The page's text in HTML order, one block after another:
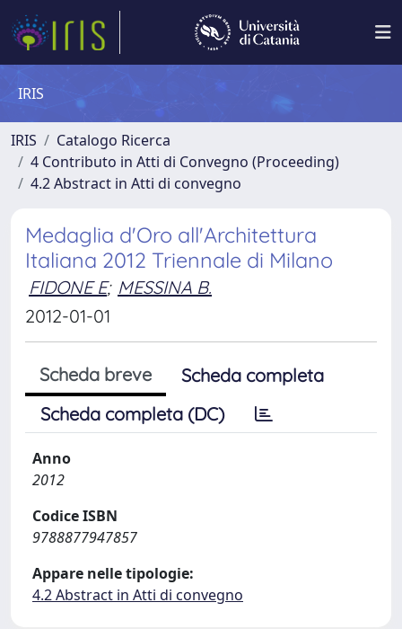
IRIS
IRIS
Catalogo Ricerca
4 Contributo in Atti di Convegno (Proceeding)
4.2 Abstract in Atti di convegno
Medaglia d'Oro all'Architettura
Italiana 2012 Triennale di Milano
FIDONE E; MESSINA B.
2012-01-01
Scheda breve
Scheda completa
Scheda completa (DC)
Anno
2012
Codice ISBN
9788877947857
Appare nelle tipologie:
4.2 Abstract in Atti di convegno